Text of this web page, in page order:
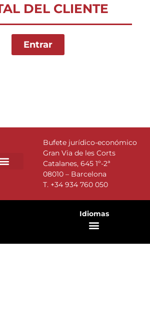
DEL CLIENTE
Entrar
Bufete jurídico-económico
Gran Via de les Corts
Catalanes, 645 1º-2ª
08010 – Barcelona
T. +34 934 760 050
Idiomas